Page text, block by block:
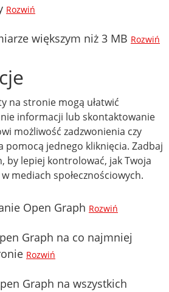
Rozwiń
większym niż 3 MB Rozwiń
na stronie mogą ułatwić
informacji lub skontaktowanie
możliwość zadzwonienia czy
pomocą jednego kliknięcia. Zadbaj
by lepiej kontrolować, jak Twoja
mediach społecznościowych.
Open Graph Rozwiń
Graph na co najmniej
Rozwiń
Graph na wszystkich